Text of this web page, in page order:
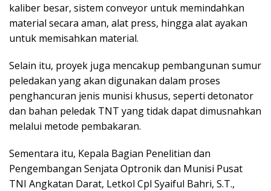
kaliber besar, sistem conveyor untuk memindahkan
material secara aman, alat press, hingga alat ayakan
untuk memisahkan material.
Selain itu, proyek juga mencakup pembangunan sumur
peledakan yang akan digunakan dalam proses
penghancuran jenis munisi khusus, seperti detonator
dan bahan peledak TNT yang tidak dapat dimusnahkan
melalui metode pembakaran.
Sementara itu, Kepala Bagian Penelitian dan
Pengembangan Senjata Optronik dan Munisi Pusat
TNI Angkatan Darat, Letkol Cpl Syaiful Bahri, S.T.,